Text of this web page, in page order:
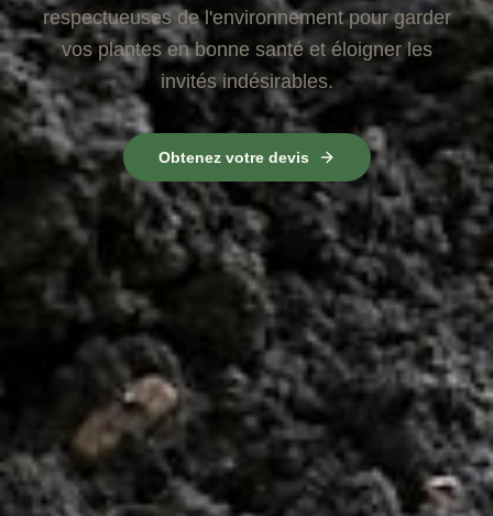
respectueuses de l'environnement pour garder
vos plantes en bonne santé et éloigner les
invités indésirables.
Obtenez votre devis